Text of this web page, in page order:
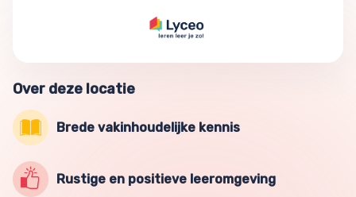
Over deze locatie
Brede vakinhoudelijke kennis
Rustige en positieve leeromgeving